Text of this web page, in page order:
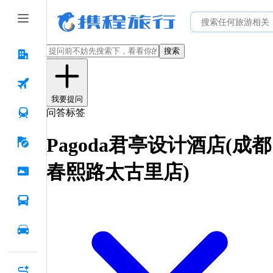
搜索
我要提问
问答标签
Pagoda君亭设计酒店(成都
春熙路太古里店)